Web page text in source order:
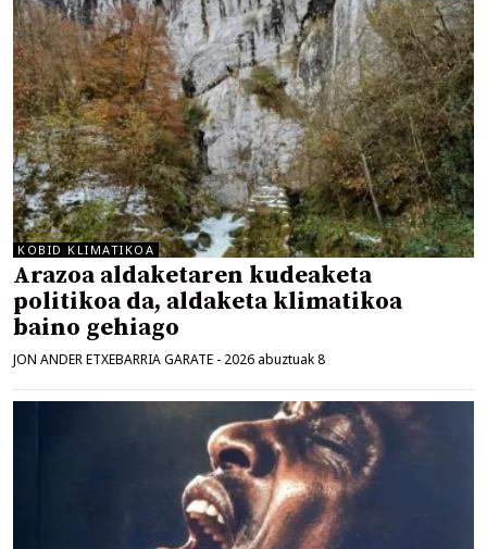
KOBID KLIMATIKOA
Arazoa aldaketaren kudeaketa
politikoa da, aldaketa klimatikoa
baino gehiago
JON ANDER ETXEBARRIA GARATE - 2026 abuztuak 8